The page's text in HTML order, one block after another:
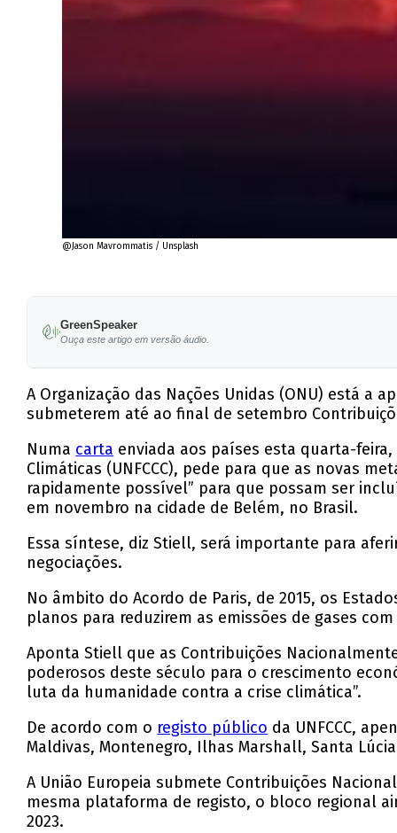
@Jason Mavrommatis / Unsplash
GreenSpeaker
Ouça este artigo em versão áudio.
A Organização das Nações Unidas (ONU) está a
submeterem até ao final de setembro
Numa carta enviada aos países esta quarta-
Climáticas (UNFCCC), pede para que as novas
rapidamente possível” para que possam ser
em novembro na cidade de Belém, no Brasil.
Essa síntese, diz Stiell, será importante para
negociações.
No âmbito do Acordo de Paris, de 2015, os
planos para reduzirem as emissões de gases
Aponta Stiell que as Contribuições
poderosos deste século para o crescimento
luta da humanidade contra a crise climática”.
De acordo com o registo público da UNFCCC,
Maldivas, Montenegro, Ilhas Marshall, Santa
A União Europeia submete Contribuições
mesma plataforma de registo, o bloco regional
2023.